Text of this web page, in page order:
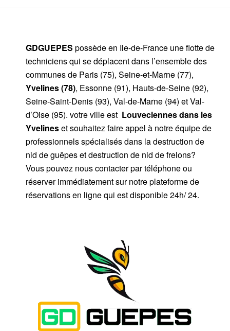
GDGUEPES possède en Ile-de-France une flotte de
techniciens qui se déplacent dans l’ensemble des
communes de Paris (75), Seine-et-Marne (77),
Yvelines (78), Essonne (91), Hauts-de-Seine (92),
Seine-Saint-Denis (93), Val-de-Marne (94) et Val-
d’Oise (95). votre ville est Louveciennes dans les
Yvelineset souhaitez faire appel à notre équipe de
professionnels spécialisés dans la destruction de
nid de guêpes et destruction de nid de frelons?
Vous pouvez nous contacter par téléphone ou
réserver immédiatement sur notre plateforme de
réservations en ligne qui est disponible 24h/ 24.